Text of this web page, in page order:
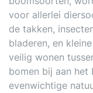
voor allerlei
de takken,
bladeren, en
veilig wonen
bomen bij aan het
evenwichtige